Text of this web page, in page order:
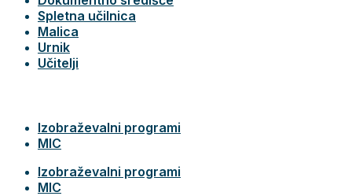
Spletna učilnica
Malica
Urnik
Učitelji
Izobraževalni programi
MIC
Izobraževalni programi
MIC